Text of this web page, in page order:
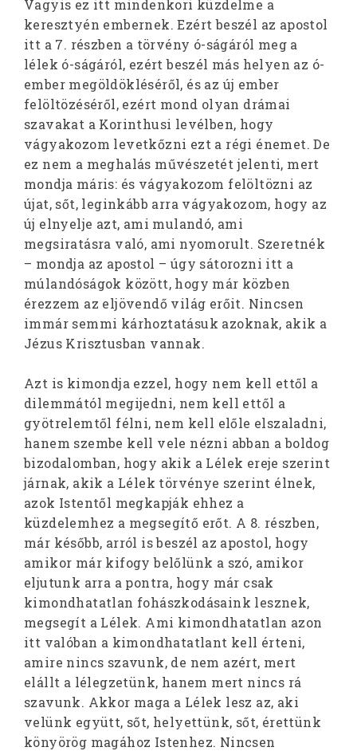
Vagyis ez itt mindenkori küzdelme a
keresztyén embernek. Ezért beszél az apostol
itt a 7. részben a törvény ó-ságáról meg a
lélek ó-ságáról, ezért beszél más helyen az ó-
ember megöldökléséről, és az új ember
felöltözéséről, ezért mond olyan drámai
szavakat a Korinthusi levélben, hogy
vágyakozom levetkőzni ezt a régi énemet. De
ez nem a meghalás művészetét jelenti, mert
mondja máris: és vágyakozom felöltözni az
újat, sőt, leginkább arra vágyakozom, hogy az
új elnyelje azt, ami mulandó, ami
megsiratásra való, ami nyomorult. Szeretnék
– mondja az apostol – úgy sátorozni itt a
múlandóságok között, hogy már közben
érezzem az eljövendő világ erőit. Nincsen
immár semmi kárhoztatásuk azoknak, akik a
Jézus Krisztusban vannak.
Azt is kimondja ezzel, hogy nem kell ettől a
dilemmától megijedni, nem kell ettől a
gyötrelemtől félni, nem kell előle elszaladni,
hanem szembe kell vele nézni abban a boldog
bizodalomban, hogy akik a Lélek ereje szerint
járnak, akik a Lélek törvénye szerint élnek,
azok Istentől megkapják ehhez a
küzdelemhez a megsegítő erőt. A 8. részben,
már később, arról is beszél az apostol, hogy
amikor már kifogy belőlünk a szó, amikor
eljutunk arra a pontra, hogy már csak
kimondhatatlan fohászkodásaink lesznek,
megsegít a Lélek. Ami kimondhatatlan azon
itt valóban a kimondhatatlant kell érteni,
amire nincs szavunk, de nem azért, mert
elállt a lélegzetünk, hanem mert nincs rá
szavunk. Akkor maga a Lélek lesz az, aki
velünk együtt, sőt, helyettünk, sőt, érettünk
könyörög magához Istenhez. Nincsen